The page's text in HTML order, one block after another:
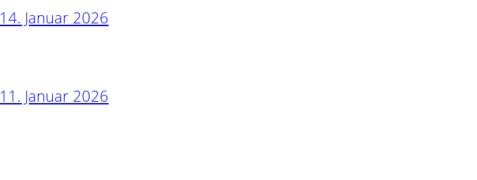
14. Januar 2026
11. Januar 2026